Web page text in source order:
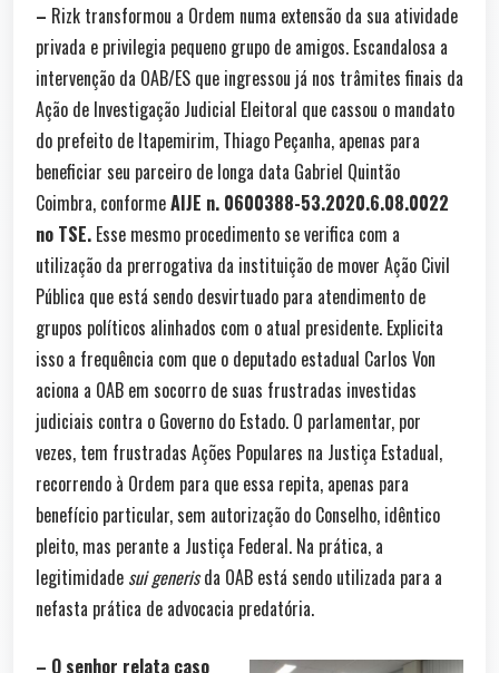
– Rizk transformou a Ordem numa extensão da sua atividade
privada e privilegia pequeno grupo de amigos. Escandalosa a
intervenção da OAB/ES que ingressou já nos trâmites finais da
Ação de Investigação Judicial Eleitoral que cassou o mandato
do prefeito de Itapemirim, Thiago Peçanha, apenas para
beneficiar seu parceiro de longa data Gabriel Quintão
Coimbra, conformeAIJE n. 0600388-53.2020.6.08.0022
no TSE. Esse mesmo procedimento se verifica com a
utilização da prerrogativa da instituição de mover Ação Civil
Pública que está sendo desvirtuado para atendimento de
grupos políticos alinhados com o atual presidente. Explicita
isso a frequência com que o deputado estadual Carlos Von
aciona a OAB em socorro de suas frustradas investidas
judiciais contra o Governo do Estado. O parlamentar, por
vezes, tem frustradas Ações Populares na Justiça Estadual,
recorrendo à Ordem para que essa repita, apenas para
benefício particular, sem autorização do Conselho, idêntico
pleito, mas perante a Justiça Federal. Na prática, a
legitimidade sui generisda OAB está sendo utilizada para a
nefasta prática de advocacia predatória.
– O senhor relata caso